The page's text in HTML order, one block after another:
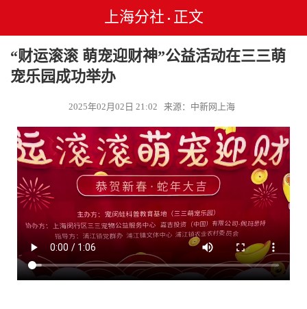
上海分社 • 正文
“财运滚滚 萌宠迎财神”公益活动在三三萌
宠乐园成功举办
2025年02月02日 21:02 来源：中新网上海